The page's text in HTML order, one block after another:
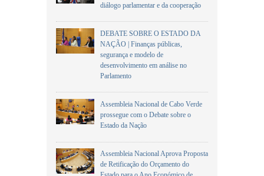
diálogo parlamentar e da cooperação
DEBATE SOBRE O ESTADO DA
NAÇÃO | Finanças públicas,
segurança e modelo de
desenvolvimento em análise no
Parlamento
Assembleia Nacional de Cabo Verde
prossegue com o Debate sobre o
Estado da Nação
Assembleia Nacional Aprova Proposta
de Retificação do Orçamento do